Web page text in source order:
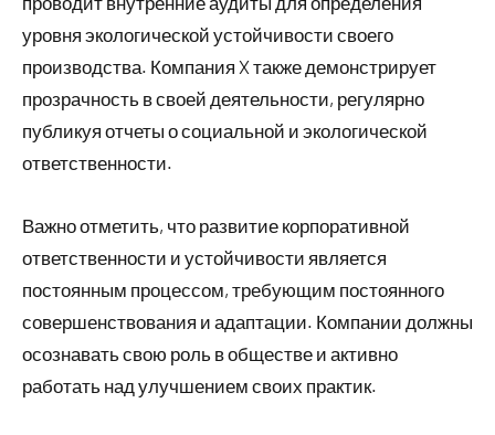
уровня экологической устойчивости своего
производства. Компания X также демонстрирует
прозрачность в своей деятельности, регулярно
публикуя отчеты о социальной и экологической
ответственности.
Важно отметить, что развитие корпоративной
ответственности и устойчивости является
постоянным процессом, требующим постоянного
совершенствования и адаптации. Компании должны
осознавать свою роль в обществе и активно
работать над улучшением своих практик.